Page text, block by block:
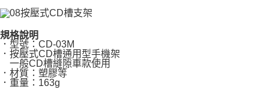
規格說明
．型號：CD-03M
．按壓式CD槽通用型手機架
一般CD槽縫隙車款使用
．材質：塑膠等
．重量：163g